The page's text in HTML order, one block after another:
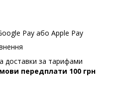
Pay або Apple Pay
доставки за тарифами
передплати 100 грн